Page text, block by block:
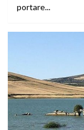
portare...